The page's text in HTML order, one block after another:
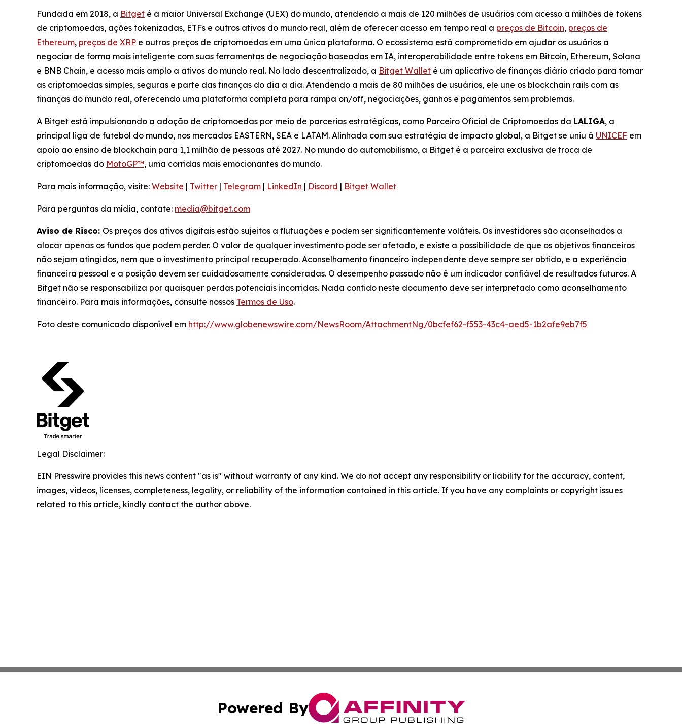
Fundada em 2018, a Bitget é a maior Universal Exchange (UEX) do mundo, atendendo a mais de 120 milhões de usuários com acesso a milhões de tokens
de criptomoedas, ações tokenizadas, ETFs e outros ativos do mundo real, além de oferecer acesso em tempo real a preços de Bitcoin, preços de
Ethereum, preços de XRP e outros preços de criptomoedas em uma única plataforma. O ecossistema está comprometido em ajudar os usuários a
negociar de forma mais inteligente com suas ferramentas de negociação baseadas em IA, interoperabilidade entre tokens em Bitcoin, Ethereum, Solana
e BNB Chain, e acesso mais amplo a ativos do mundo real. No lado descentralizado, a Bitget Wallet é um aplicativo de finanças diário criado para tornar
as criptomoedas simples, seguras e parte das finanças do dia a dia. Atendendo a mais de 80 milhões de usuários, ele une os blockchain rails com as
finanças do mundo real, oferecendo uma plataforma completa para rampa on/off, negociações, ganhos e pagamentos sem problemas.
A Bitget está impulsionando a adoção de criptomoedas por meio de parcerias estratégicas, como Parceiro Oficial de Criptomoedas da LALIGA, a
principal liga de futebol do mundo, nos mercados EASTERN, SEA e LATAM. Alinhada com sua estratégia de impacto global, a Bitget se uniu à UNICEF em
apoio ao ensino de blockchain para 1,1 milhão de pessoas até 2027. No mundo do automobilismo, a Bitget é a parceira exclusiva de troca de
criptomoedas do MotoGP™, uma corridas mais emocionantes do mundo.
Para mais informação, visite: Website | Twitter | Telegram | LinkedIn | Discord | Bitget Wallet
Para perguntas da mídia, contate: media@bitget.com
Aviso de Risco: Os preços dos ativos digitais estão sujeitos a flutuações e podem ser significantemente voláteis. Os investidores são aconselhados a
alocar apenas os fundos que podem perder. O valor de qualquer investimento pode ser afetado, e existe a possibilidade de que os objetivos financeiros
não sejam atingidos, nem que o investimento principal recuperado. Aconselhamento financeiro independente deve sempre ser obtido, e a experiência
financeira pessoal e a posição devem ser cuidadosamente consideradas. O desempenho passado não é um indicador confiável de resultados futuros. A
Bitget não se responsabiliza por quaisquer perdas potenciais incorridas. Nada contido neste documento deve ser interpretado como aconselhamento
financeiro. Para mais informações, consulte nossos Termos de Uso.
Foto deste comunicado disponível em http://www.globenewswire.com/NewsRoom/AttachmentNg/0bcfef62-f553-43c4-aed5-1b2afe9eb7f5
Legal Disclaimer:
EIN Presswire provides this news content "as is" without warranty of any kind. We do not accept any responsibility or liability for the accuracy, content,
images, videos, licenses, completeness, legality, or reliability of the information contained in this article. If you have any complaints or copyright issues
related to this article, kindly contact the author above.
Powered By